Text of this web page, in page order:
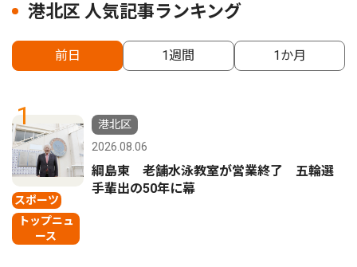
港北区 人気記事ランキング
前日 1週間 1か月
1
スポーツ
トップニュ
ース
港北区
2026.08.06
綱島東 老舗水泳教室が営業終了 五輪選
手輩出の50年に幕